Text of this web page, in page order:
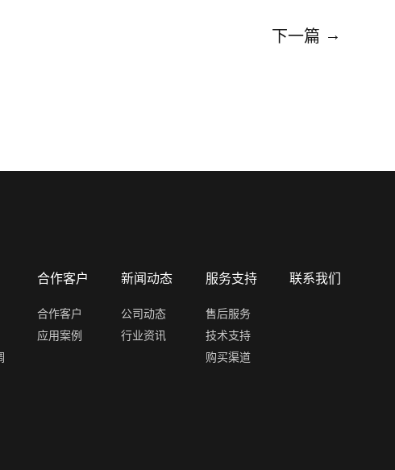
下一篇 →
合作客户
合作客户
应用案例
新闻动态
公司动态
行业资讯
服务支持
售后服务
技术支持
购买渠道
联系我们